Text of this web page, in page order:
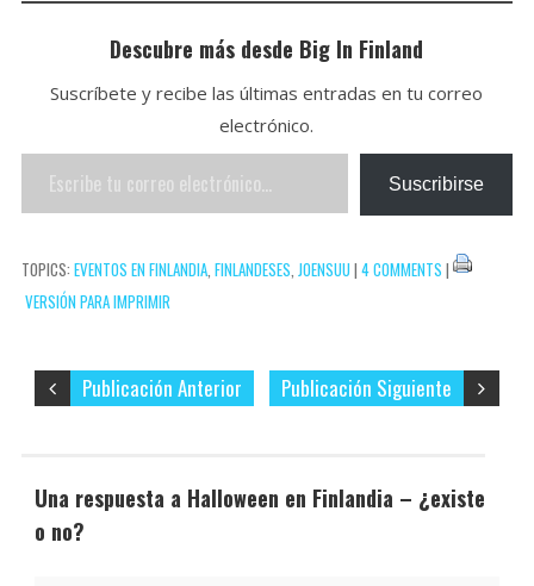
s
t
Descubre más desde Big In Finland
Suscríbete y recibe las últimas entradas en tu correo
electrónico.
Escribe
electrónico…
Suscribirse
TOPICS: EVENTOS EN FINLANDIA, FINLANDESES JOENSUU | 4 COMMENTS |
VERSIÓN PARA IMPRIMIR
Publicación Siguiente
Publicación Anterior
Una respuesta a Halloween en Finlandia – ¿existe
o no?